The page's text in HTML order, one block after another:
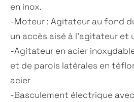
en inox.
-Moteur : Agitateur au fond
un accès aisé à l’agitateur
-Agitateur en acier
et de parois latérales en
acier
-Basculement électrique